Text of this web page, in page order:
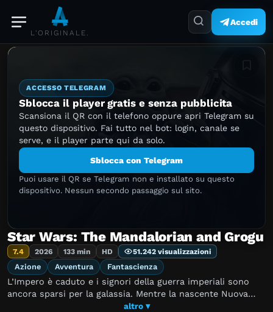
L'ORIGINALE.
Accedi
ACCESSO TELEGRAM
Sblocca il player gratis e senza pubblicita
Scansiona il QR con il telefono oppure apri Telegram su
questo dispositivo. Fai tutto nel bot: login, canale se
serve, e il player parte qui da solo.
Sblocca con Telegram
Puoi usare il QR se Telegram non e installato su questo
dispositivo. Nessun secondo passaggio sul sito.
Star Wars: The Mandalorian and Grogu
7.4 2026 133 min HD 51.242 visualizzazioni
Azione Avventura Fantascienza
L’Impero è caduto e i signori della guerra imperiali sono
ancora sparsi per la galassia. Mentre la nascente Nuova
Repubblica cerca di proteggere tutto ciò per cui l’Alleanza
altro ▾